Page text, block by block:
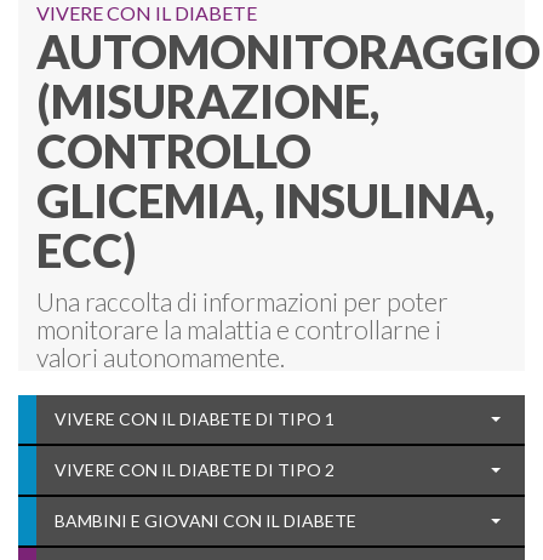
VIVERE CON IL DIABETE
AUTOMONITORAGGIO
(MISURAZIONE,
CONTROLLO
GLICEMIA, INSULINA,
ECC)
Una raccolta di informazioni per poter
monitorare la malattia e controllarne i
valori autonomamente.
VIVERE CON IL DIABETE DI TIPO 1
VIVERE CON IL DIABETE DI TIPO 2
BAMBINI E GIOVANI CON IL DIABETE